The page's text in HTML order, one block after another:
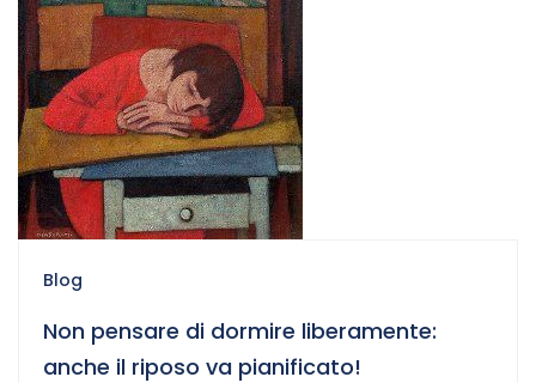
Blog
Non pensare di dormire liberamente:
anche il riposo va pianificato!